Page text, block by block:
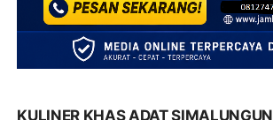
KULINER KHAS ADAT SIMALUNGUN